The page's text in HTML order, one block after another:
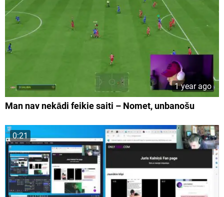
1 year ago
Man nav nekādi feikie saiti – Nomet, unbanošu
0:21